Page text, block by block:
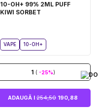
10-OH+ 99% 2ML PUFF
KIWI SORBET
VAPE 10-OH+
1 ( -25%)
ADAUGĂ I 254,50 190,88